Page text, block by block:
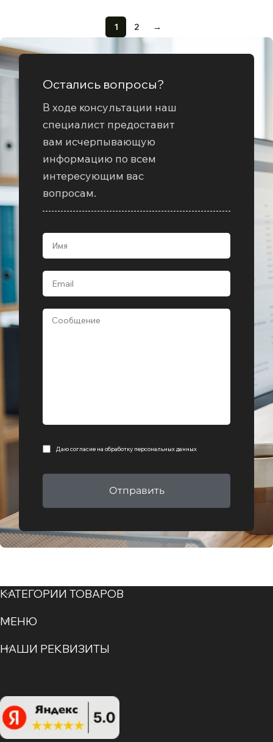
1 2 →
Остались вопросы?
В ходе консультации наш
специалист предоставит
вам исчерпывающую
информацию по всем
интересующим вас
вопросам.
Даю согласие на обработку персональных данных
Отправить
КАТЕГОРИИ ТОВАРОВ
МЕНЮ
НАШИ РЕКВИЗИТЫ